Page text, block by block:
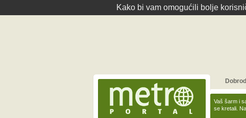
Kako bi vam omogućili bolje
Vaš šarm i
se kretali.